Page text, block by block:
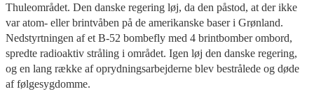
Thuleområdet. Den danske regering løj, da den påstod, at der ikke
var atom- eller brintvåben på de amerikanske baser i Grønland.
Nedstyrtningen af et B-52 bombefly med 4 brintbomber ombord,
spredte radioaktiv stråling i området. Igen løj den danske regering,
og en lang række af oprydningsarbejderne blev bestrålede og døde
af følgesygdomme.